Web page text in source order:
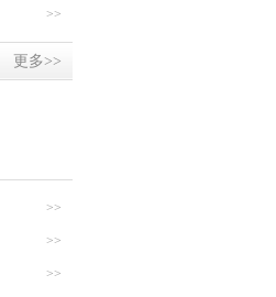
>>
更多>>
>>
>>
>>